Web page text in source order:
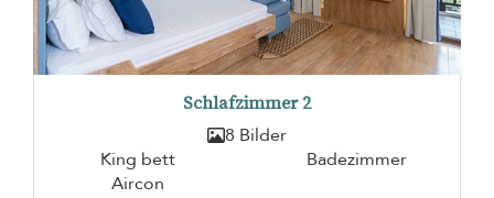
Schlafzimmer 2
8 Bilder
King bett
Badezimmer
Aircon